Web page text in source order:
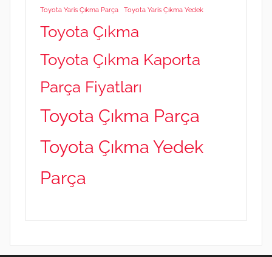
Toyota Yaris Çıkma Parça Toyota Yaris Çıkma Yedek
Toyota Çıkma
Toyota Çıkma Kaporta
Parça Fiyatları
Toyota Çıkma Parça
Toyota Çıkma Yedek
Parça